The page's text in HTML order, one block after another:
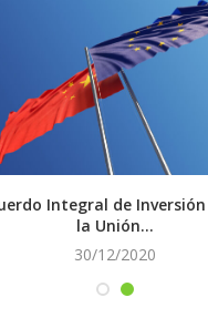
Integral de
la Unión...
30/12/2020